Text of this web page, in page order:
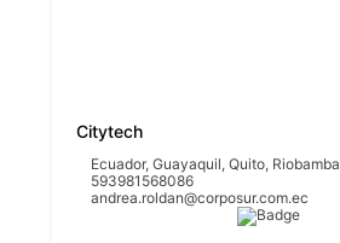
Citytech
Ecuador,Guayaquil,Quito, Riobamba
593981568086
andrea.roldan@corposur.com.ec